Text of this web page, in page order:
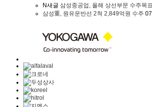
N새글 삼성중공업, 올해 상선부문 수주목
삼성重, 원유운반선 2척 2,849억원 수주